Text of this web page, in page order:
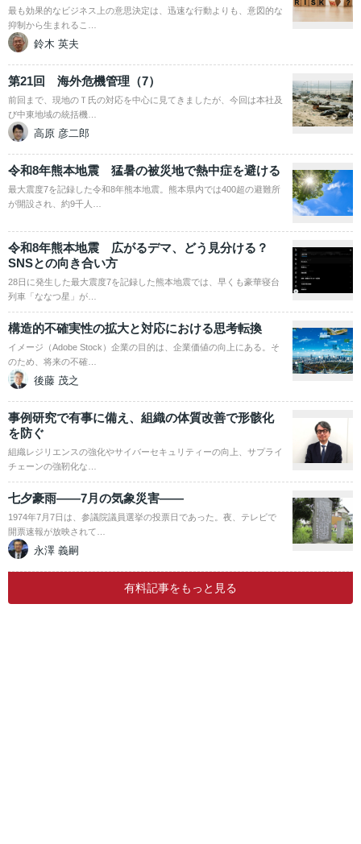
最も効果的なビジネス上の意思決定は、迅速な行動よりも、意図的な
抑制から生まれるこ…
鈴木 英夫
第21回 海外危機管理（7）
前回まで、現地のＴ氏の対応を中心に見てきましたが、今回は本社及
び中東地域の統括機…
高原 彦二郎
令和8年熊本地震 猛暑の被災地で熱中症を避ける
最大震度7を記録した令和8年熊本地震。熊本県内では400超の避難所
が開設され、約9千人…
令和8年熊本地震 広がるデマ、どう見分ける？
SNSとの向き合い方
28日に発生した最大震度7を記録した熊本地震では、早くも豪華寝台
列車「ななつ星」が…
構造的不確実性の拡大と対応における思考転換
イメージ（Adobe Stock）企業の目的は、企業価値の向上にある。そ
のため、将来の不確…
後藤 茂之
事例研究で有事に備え、組織の体質改善で形骸化
を防ぐ
組織レジリエンスの強化やサイバーセキュリティーの向上、サプライ
チェーンの強靭化な…
七夕豪雨――7月の気象災害――
1974年7月7日は、参議院議員選挙の投票日であった。夜、テレビで
開票速報が放映されて…
永澤 義嗣
有料記事をもっと見る